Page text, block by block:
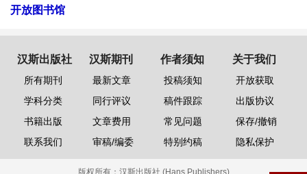
开放图书馆
汉斯出版社
所有期刊
学科分类
书籍出版
联系我们
汉斯期刊
最新文章
同行评议
文章费用
审稿/编委
作者须知
投稿须知
稿件跟踪
常见问题
特别约稿
关于我们
开放获取
出版协议
保存/撤销
隐私保护
版权所有： 汉斯出版社 (Hans Publishers)